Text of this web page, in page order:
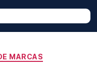
MARCAS